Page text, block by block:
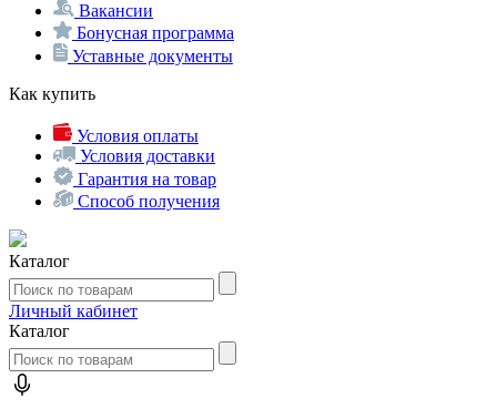
Вакансии
Бонусная программа
Уставные документы
Как купить
Условия оплаты
Условия доставки
Гарантия на товар
Способ получения
Каталог
Личный кабинет
Каталог